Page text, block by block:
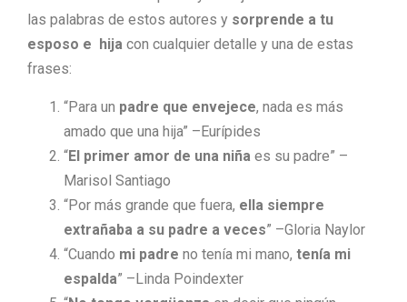
las palabras de estos autores y sorprende a tu
esposo e hija con cualquier detalle y una de estas
frases:
“Para un padre que envejece, nada es más
amado que una hija” –Eurípides
“El primer amor de una niña es su padre” –
Marisol Santiago
“Por más grande que fuera, ella siempre
extrañaba a su padre a veces” –Gloria Naylor
“Cuando mi padre no tenía mi mano, tenía mi
espalda” –Linda Poindexter